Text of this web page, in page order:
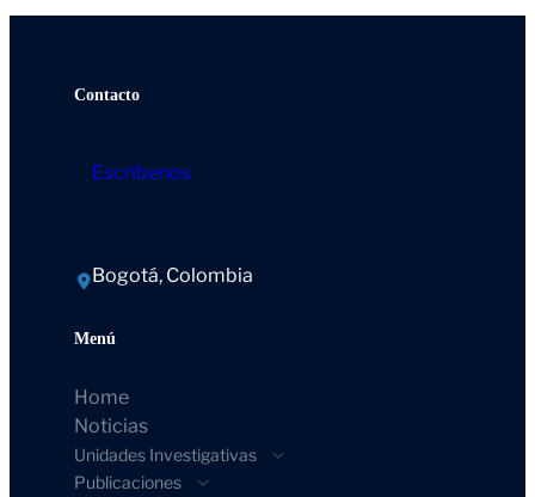
Contacto
Escríbenos
Bogotá, Colombia
Menú
Home
Noticias
Unidades Investigativas
Publicaciones